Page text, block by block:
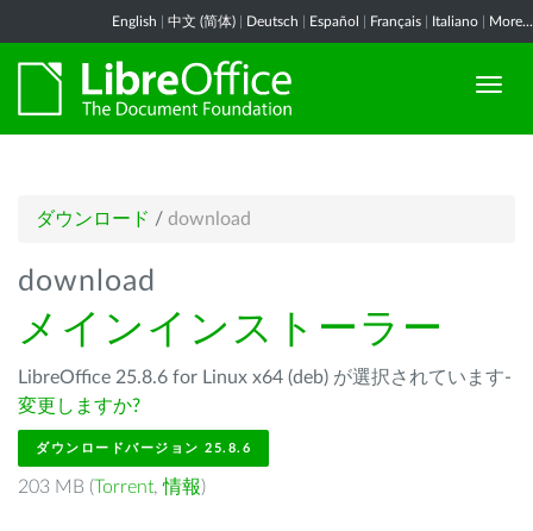
English 中文 (简体) Deutsch Español Français Italiano More...
ダウンロード / download
download
メインインストーラー
LibreOffice 25.8.6 for Linux x64 (deb) が選択されています-
変更しますか?
ダウンロードバージョン 25.8.6
203 MB (Torrent,情報)